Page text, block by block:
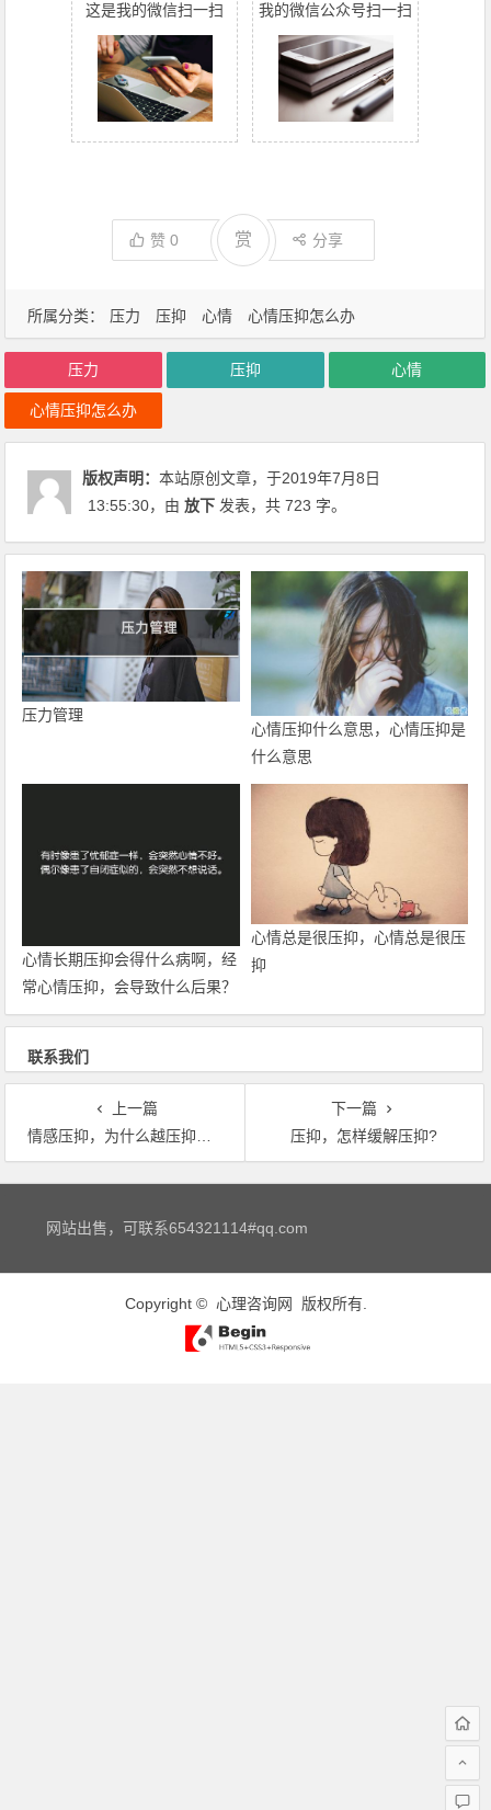
所属分类： 压力 压抑 心情 心情压抑怎么办
这是我的微信扫一扫
我的微信公众号扫一扫
赞0 赏 分享
压力 压抑 心情
心情压抑怎么办
版权声明：本站原创文章，于2019年7月8日
13:55:30，由放下 发表，共 723 字。
压力管理
心情压抑什么意思，心情压抑是
什么意思
心情长期压抑会得什么病啊，经
常心情压抑，会导致什么后果？
心情总是很压抑，心情总是很压
抑
联系我们
上一篇
情感压抑，为什么越压抑自己的感情却越强烈？
下一篇
压抑，怎样缓解压抑?
文章导航
网站出售，可联系654321114#qq.com
Copyright © 心理咨询网 版权所有.